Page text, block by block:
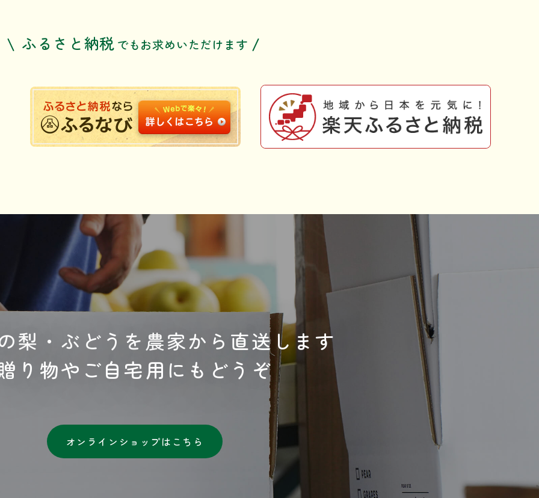
ふるさと納税 でもお求めいただけます
梨・ぶどうを農家から直送します
り物やご自宅用にもどうぞ
オンラインショップはこちら